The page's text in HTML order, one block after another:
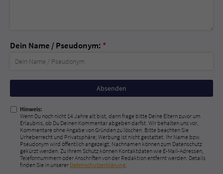
Dein Name / Pseudonym: *
Nicht
ausfüllen!
Hinweis:
Wenn Du noch nicht 14 Jahre alt bist, dann frage bitte Deine Eltern zuvor um
Erlaubnis, ob Du Deinen Kommentar abgeben darfst. Wir behalten uns vor,
Kommentare ohne Angabe von Gründen zu löschen. Bitte beachten Sie
Urheberrecht und Privatsphäre; Werbung ist nicht gestattet. Ihr Name bzw.
Pseudonym wird öffentlich angezeigt; Nachnamen können zum Datenschutz
gekürzt werden. Zu Ihrem Schutz können Kontaktdaten wie E-Mail-Adressen,
Telefonnummern oder Anschriften von der Redaktion entfernt werden. Details
finden Sie in unserer Datenschutzerklärung